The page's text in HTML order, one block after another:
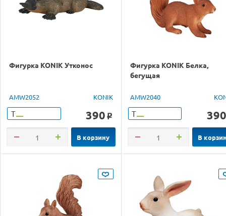
Фигурка KONIK Утконос
AMW2052 KONIK
Т 390 o
В корзину
Фигурка KONIK Белка,
бегущая
AMW2040
Т 390
В